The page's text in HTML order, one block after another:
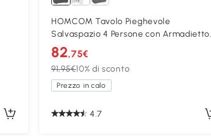
HOMCOM Tavolo Pieghevole
Salvaspazio 4 Persone con Armadietto
Ripiano
82,75€
91,95€10% di sconto
Prezzo in calo
4.7